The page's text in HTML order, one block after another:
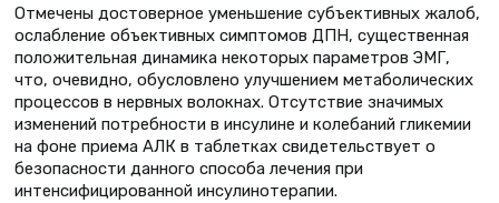
Отмечены достоверное уменьшение субъективных жалоб,
ослабление объективных симптомов ДПН, существенная
положительная динамика некоторых параметров ЭМГ,
что, очевидно, обусловлено улучшением метаболических
процессов в нервных волокнах. Отсутствие значимых
изменений потребности в инсулине и колебаний гликемии
на фоне приема АЛК в таблетках свидетельствует о
безопасности данного способа лечения при
интенсифицированной инсулинотерапии.